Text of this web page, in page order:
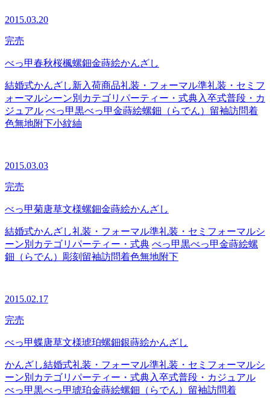
2015.03.20
完売
べっ甲春秋桜楓螺鈿金蒔絵かんざし
結婚式かんざし新入荷商品礼装・フォーマル準礼装・セミフ
ォーマルシーン別カテゴリ パーティー・式典入卒式普段・カ
ジュアル べっ甲黒べっ甲金蒔絵螺鈿（らでん） 留袖訪問着
色無地附下小紋紬
2015.03.03
完売
べっ甲菊唐草文様螺鈿金蒔絵かんざし
結婚式かんざし礼装・フォーマル準礼装・セミフォーマルシ
ーン別カテゴリ パーティー・式典 べっ甲黒べっ甲金蒔絵螺
鈿（らでん） 彫刻 留袖訪問着色無地附下
2015.02.17
完売
べっ甲蝶唐草文様琥珀螺鈿銀蒔絵かんざし
かんざし結婚式礼装・フォーマル準礼装・セミフォーマルシ
ーン別カテゴリ パーティー・式典入卒式普段・カジュアル
べっ甲黒べっ甲琥珀金蒔絵螺鈿（らでん） 留袖訪問着